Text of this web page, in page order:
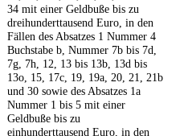
34 mit einer Geldbuße bis zu
dreihunderttausend Euro, in den
Fällen des Absatzes 1 Nummer 4
Buchstabe b, Nummer 7b bis 7d,
7g, 7h, 12, 13 bis 13b, 13d bis
13o, 15, 17c, 19, 19a, 20, 21, 21b
und 30 sowie des Absatzes 1a
Nummer 1 bis 5 mit einer
Geldbuße bis zu
einhunderttausend Euro, in den